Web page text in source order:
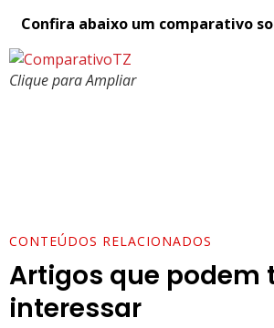
Confira abaixo um comparativo
Clique para Ampliar
CONTEÚDOS RELACIONADOS
Artigos que podem
interessar